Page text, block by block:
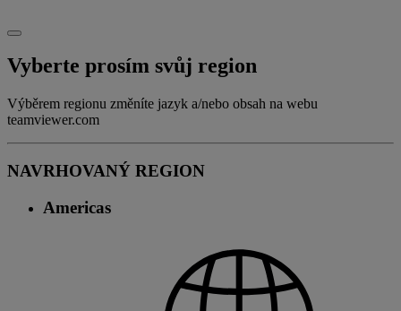
Vyberte prosím svůj region
Výběrem regionu změníte jazyk a/nebo obsah na webu
teamviewer.com
NAVRHOVANÝ REGION
Americas